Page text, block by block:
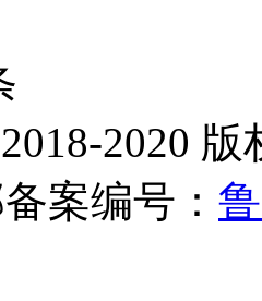
2020
案编号：